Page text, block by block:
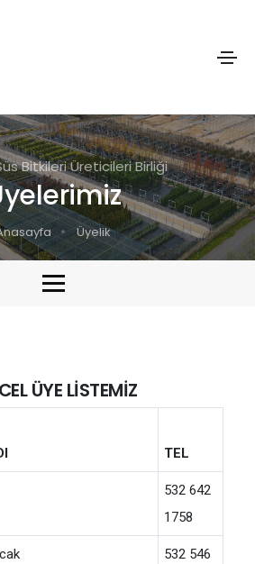
Bitkileri Üreticileri Birliği
Üyelik
ÜYE LİSTEMİZ
TEL
532 642
1758
532 546